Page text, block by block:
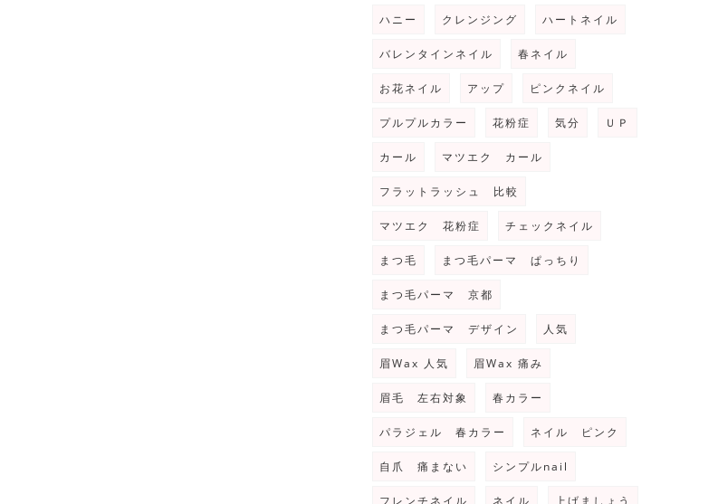
ハニー クレンジング ハートネイル
バレンタインネイル 春ネイル
お花ネイル アップ ピンクネイル
プルプルカラー 花粉症 気分 ＵＰ
カール マツエク カール
フラットラッシュ 比較
マツエク 花粉症 チェックネイル
まつ毛 まつ毛パーマ ぱっちり
まつ毛パーマ 京都
まつ毛パーマ デザイン 人気
眉Wax 人気 眉Wax 痛み
眉毛 左右対象 春カラー
パラジェル 春カラー ネイル ピンク
自爪 痛まない シンプルnail
フレンチネイル ネイル 上げましょう